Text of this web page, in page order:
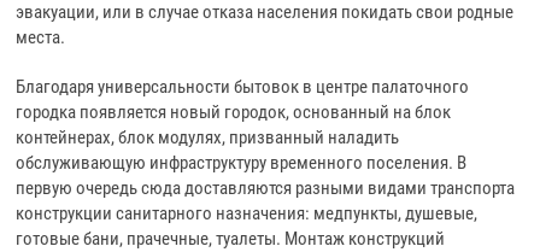
эвакуации, или в случае отказа населения покидать свои родные
места.
Благодаря универсальности бытовок в центре палаточного
городка появляется новый городок, основанный на блок
контейнерах, блок модулях, призванный наладить
обслуживающую инфраструктуру временного поселения. В
первую очередь сюда доставляются разными видами транспорта
конструкции санитарного назначения: медпункты, душевые,
готовые бани, прачечные, туалеты. Монтаж конструкций